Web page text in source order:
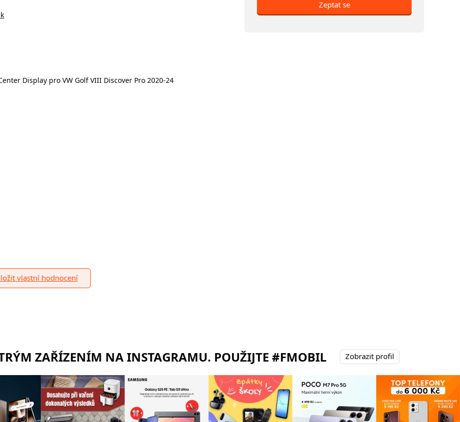
Display pro VW Golf VIII Discover Pro 2020-24
vlastní hodnocení
Zeptat se
ZAŘÍZENÍM NA INSTAGRAMU. POUŽIJTE #FMOBIL Zobrazit profil